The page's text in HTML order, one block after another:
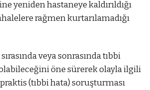
yeniden hastaneye kaldırıldığı
rağmen kurtarılamadığı
veya sonrasında tıbbi
öne sürerek olayla ilgili
(tıbbi hata) soruşturması